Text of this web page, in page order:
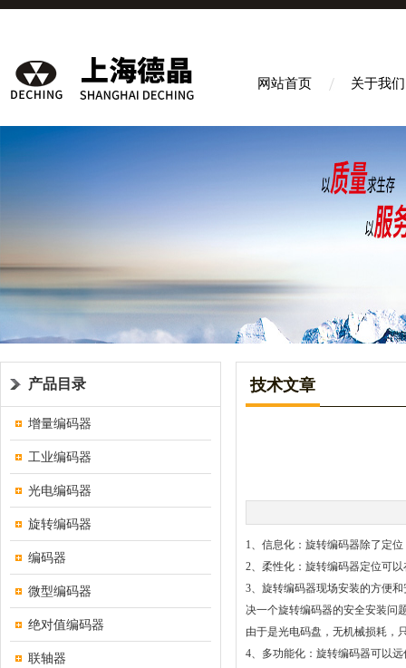
网站首页 关于我们
产品目录
增量编码器
工业编码器
光电编码器
旋转编码器
编码器
微型编码器
绝对值编码器
联轴器
技术文章
1、信息化：旋转编码器除了定
2、柔性化：旋转编码器定位可
3、旋转编码器现场安装的方便
决一个旋转编码器的安全安装问
由于是光电码盘，无机械损耗，
4、多功能化：旋转编码器可以